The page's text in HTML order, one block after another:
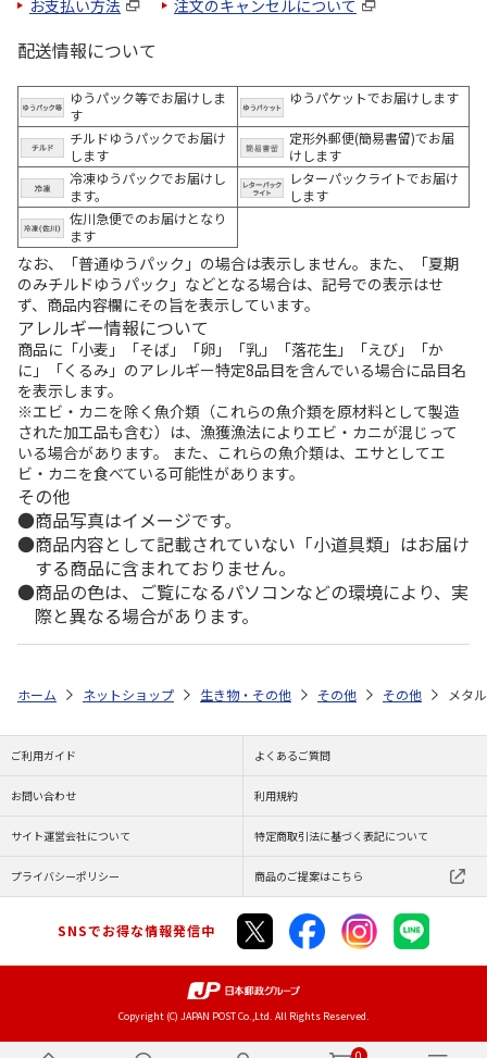
お支払い方法 注文のキャンセルについて
配送情報について
ゆうパック等でお届けしま
す
ゆうパケットでお届けします
チルドゆうパックでお届け
します
定形外郵便(簡易書留)でお届
けします
冷凍ゆうパックでお届けし
ます。
レターパックライトでお届け
します
佐川急便でのお届けとなり
ます
なお、「普通ゆうパック」の場合は表示しません。また、「夏期
のみチルドゆうパック」などとなる場合は、記号での表示はせ
ず、商品内容欄にその旨を表示しています。
アレルギー情報について
商品に「小麦」「そば」「卵」「乳」「落花生」「えび」「か
に」「くるみ」のアレルギー特定8品目を含んでいる場合に品目名
を表示します。
※エビ・カニを除く魚介類（これらの魚介類を原材料として製造
された加工品も含む）は、漁獲漁法によりエビ・カニが混じって
いる場合があります。 また、これらの魚介類は、エサとしてエ
ビ・カニを食べている可能性があります。
その他
商品写真はイメージです。
商品内容として記載されていない「小道具類」はお届け
する商品に含まれておりません。
商品の色は、ご覧になるパソコンなどの環境により、実
際と異なる場合があります。
ホーム ネットショップ 生き物・その他 その他 その他 メタ
ご利用ガイド よくあるご質問
お問い合わせ 利用規約
サイト運営会社について 特定商取引法に基づく表記について
プライバシーポリシー 商品のご提案はこちら
SNSでお得な情報発信中
Copyright (C) JAPAN POST Co.,Ltd. All Rights Reserved.